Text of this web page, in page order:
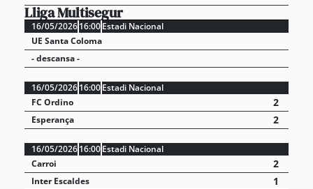
Lliga Multisegur
16/05/202616:00Estadi Nacional
UE Santa Coloma
- descansa -
16/05/202616:00Estadi Nacional
FC Ordino
2
Esperança 2
16/05/202616:00Estadi Nacional
Carroi
2
Inter Escaldes 1